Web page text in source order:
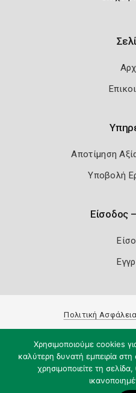
Αποτίμηση
Υποβολή
Είσοδος
Πολιτική
Χρησιμοποιούμε cookies
καλύτερη δυνατή εμπειρία
χρησιμοποιείτε τη